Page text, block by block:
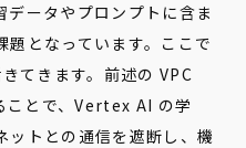
ータやプロンプトに含ま
題となっています。ここで
てきます。前述の VPC
とで、Vertex AI の学
ットとの通信を遮断し、機